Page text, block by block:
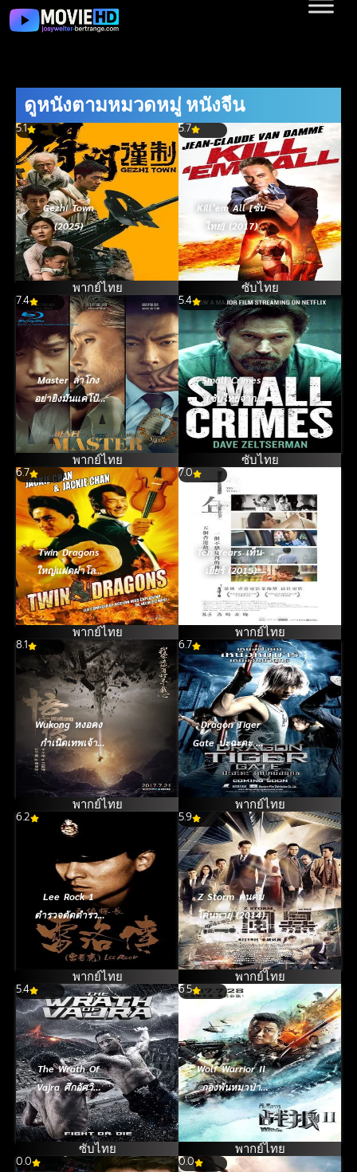
ดูหนังตามหมวดหมู่ หนังจีน
5.1
Gezhi Town
(2025)
พากย์ไทย
5.7
Kill’em All [ซับ
ไทย] (2017)
ซับไทย
7.4
Master ล่าโกง
อย่ายิงมันแค่โป้ง
เดียว (2016)
พากย์ไทย
5.4
Small Crimes
[ซับไทยจาก
Netflix] (2017)
ซับไทย
6.7
Twin Dragons
ใหญ่แฝดผ่าโลก
เกิด (1992)
พากย์ไทย
7.0
Ten Years เท็น-
เยียร์ (2015)
พากย์ไทย
8.1
Wukong หงอคง
กำเนิดเทพเจ้า
วานร (2017)
พากย์ไทย
6.7
Dragon Tiger
Gate ปะฉะดะ คน
เหนือยุทธ (2006)
พากย์ไทย
6.2
Lee Rock 1
ตำรวจตัดตำรวจ
(1991)
พากย์ไทย
5.9
Z Storm คนคม
โค่นพายุ (2014)
พากย์ไทย
5.4
The Wrath Of
Vajra ศึกอัศวิน
วัชระถล่มวิหาร
นรก [ซับไทย]
(2013)ซับไทย
6.5
Wolf Warrior II
กองพันหมาป่า
(2017)
พากย์ไทย
0.0 0.0